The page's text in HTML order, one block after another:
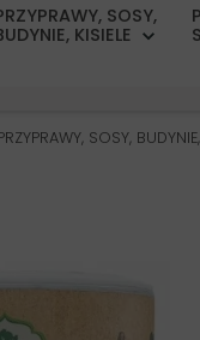
SOSY,
KISIELE
SOSY,